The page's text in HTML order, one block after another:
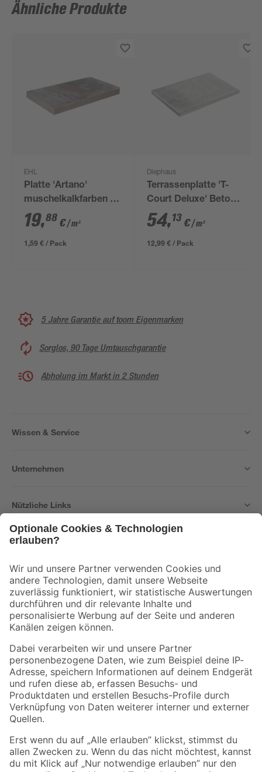
Ähnliche Produkte
EHL
Platte 'Artano'
muschelkalkfarben 40
x 20 x 4 cm
19,88 €/ m²
1,59 € / Pack
Diephaus
Terrassenplatte 'T-
Court Deluxe' Beton
quarzfarben 60 x 40 x
4 cm
54,13 €/ m²
12,99 € / Pack
5 Jahre Garantie auf toom Eigenmarken
Sorglos, 90 Tage Umtauschgarantie
Abholung im Markt in 2 Stunden
Wissen & Service
Unternehmen
Nützliche Links
Der toom Newsletter: Keine Angebote und Aktionen mehr verpassen!
Zur Newsletter Anmeldung
Folge uns
Zahlungsarten Versandarten
Sicher einkaufen
Jetzt die toom-App herunterladen